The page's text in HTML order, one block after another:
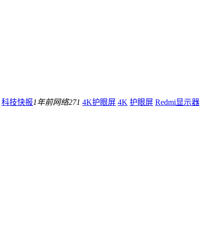
科技快报1年前网络271 4K护眼屏 4K 护眼屏 Redmi显示器